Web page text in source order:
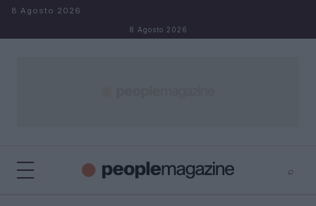
Salta al contenuto
8 Agosto 2026
8 Agosto 2026
⌕